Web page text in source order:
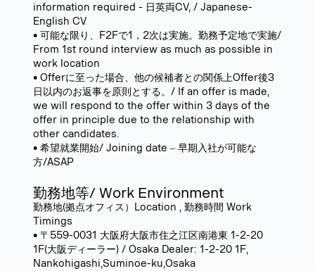
information required - 日英両CV, / Japanese-
English CV
• 可能な限り、F2Fで1，2次は実施。勤務予定地で実施/
From 1st round interview as much as possible in
work location
• Offerに至った場合、他の候補者との関係上Offer後3
日以内のお返事を原則とする。/ If an offer is made,
we will respond to the offer within 3 days of the
offer in principle due to the relationship with
other candidates.
• 希望就業開始/ Joining date ‒ 早期入社が可能な
方/ASAP
勤務地等/ Work Environment
勤務地(拠点オフィス）Location , 勤務時間 Work
Timings
• 〒559-0031 大阪府大阪市住之江区南港東 1-2-20
1F(大阪ディーラー) / Osaka Dealer: 1-2-20 1F,
Nankohigashi,Suminoe-ku,Osaka